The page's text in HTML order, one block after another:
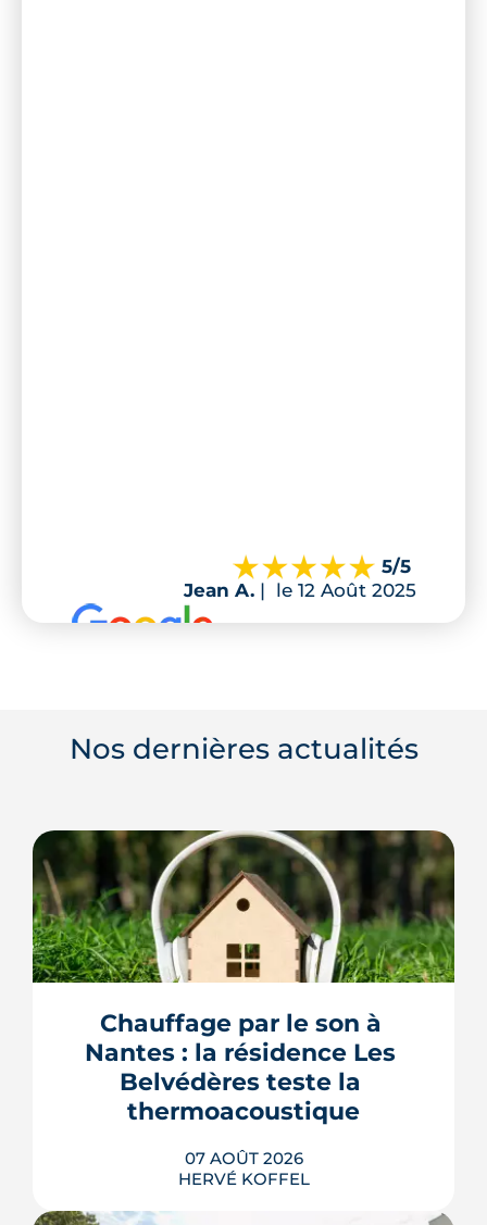
5/5
Jean A. | le 12 Août 2025
Nos dernières actualités
Chauffage par le son à
Nantes : la résidence Les
Belvédères teste la
thermoacoustique
07 AOÛT 2026
HERVÉ KOFFEL